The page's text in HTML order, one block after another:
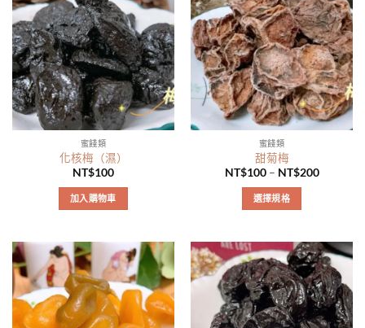
蜜餞類
化核梅（濕）
NT$100
加入購物車
蜜餞類
甜菊梅
NT$100– NT$200
選擇規格
品
有
多
種
款